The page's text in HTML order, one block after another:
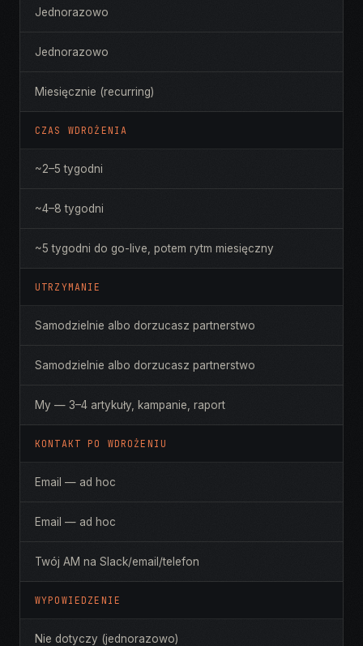
Jednorazowo
Jednorazowo
Miesięcznie (recurring)
CZAS WDROŻENIA
~2–5 tygodni
~4–8 tygodni
~5 tygodni do go-live, potem rytm miesięczny
UTRZYMANIE
Samodzielnie albo dorzucasz partnerstwo
Samodzielnie albo dorzucasz partnerstwo
My — 3–4 artykuły, kampanie, raport
KONTAKT PO WDROŻENIU
Email — ad hoc
Email — ad hoc
Twój AM na Slack/email/telefon
WYPOWIEDZENIE
Nie dotyczy (jednorazowo)